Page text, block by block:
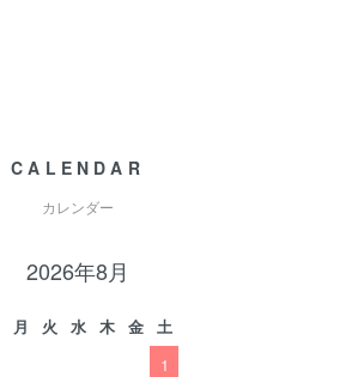
CALENDAR
カレンダー
2026年8月
月 火 水 木 金
土
1